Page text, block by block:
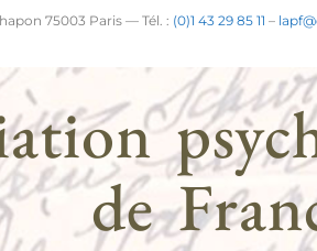
75003 Paris — Tél. : (0)1 43 29 85 11 –
de